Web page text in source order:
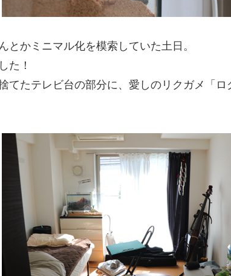
とかミニマル化を模索していた土日。
た！
てたテレビ台の部分に、愛しのリクガメ「